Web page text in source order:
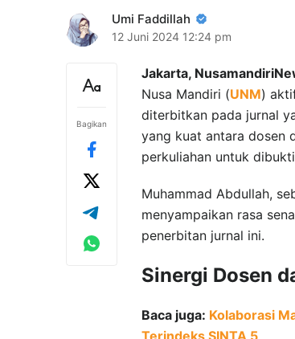
Umi Faddillah
12 Juni 2024 12:24 pm
Bagikan
Jakarta,
Nusa Mandiri (UNM)
diterbitkan pada jurnal
yang kuat antara dosen
perkuliahan untuk
Muhammad Abdullah,
menyampaikan rasa
penerbitan jurnal ini.
Sinergi Dosen
Baca juga: Kolaborasi
Terindeks SINTA 5